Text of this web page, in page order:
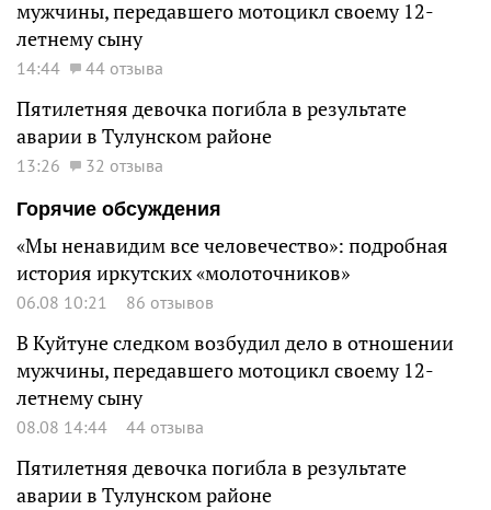
мужчины, передавшего мотоцикл своему 12-
летнему сыну
14:44 44 отзыва
Пятилетняя девочка погибла в результате
аварии в Тулунском районе
13:26
32 отзыва
Горячие обсуждения
«Мы ненавидим все человечество»: подробная
история иркутских «молоточников»
06.08 10:21 86 отзывов
В Куйтуне следком возбудил дело в отношении
мужчины, передавшего мотоцикл своему 12-
летнему сыну
08.08 14:44 44 отзыва
Пятилетняя девочка погибла в результате
аварии в Тулунском районе